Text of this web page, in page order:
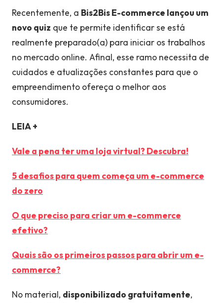
Recentemente, a Bis2Bis E-commerce lançou um
novo quiz que te permite identificar se está
realmente preparado(a) para iniciar os trabalhos
no mercado online. Afinal, esse ramo necessita de
cuidados e atualizações constantes para que o
empreendimento ofereça o melhor aos
consumidores.
LEIA +
Vale a pena ter uma loja virtual? Descubra!
5 desafios para quem começa um e-commerce
do zero
O que preciso para criar um e-commerce
efetivo?
Quais são os primeiros passos para abrir um e-
commerce?
No material, disponibilizado gratuitamente,